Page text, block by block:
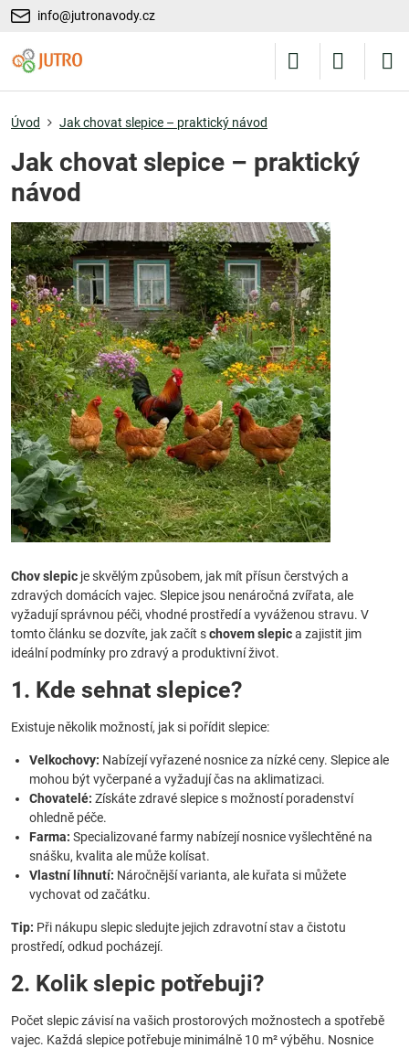
info@jutronavody.cz
Úvod Jak chovat slepice – praktický návod
Jak chovat slepice – praktický
návod
Chov slepic je skvělým způsobem, jak mít přísun čerstvých a
zdravých domácích vajec. Slepice jsou nenáročná zvířata, ale
vyžadují správnou péči, vhodné prostředí a vyváženou stravu. V
tomto článku se dozvíte, jak začít schovem slepica zajistit jim
ideální podmínky pro zdravý a produktivní život.
1. Kde sehnat slepice?
Existuje několik možností, jak si pořídit slepice:
Velkochovy: Nabízejí vyřazené nosnice za nízké ceny. Slepice ale
mohou být vyčerpané a vyžadují čas na aklimatizaci.
Chovatelé: Získáte zdravé slepice s možností poradenství
ohledně péče.
Farma: Specializované farmy nabízejí nosnice vyšlechtěné na
snášku, kvalita ale může kolísat.
Vlastní líhnutí: Náročnější varianta, ale kuřata si můžete
vychovat od začátku.
Tip: Při nákupu slepic sledujte jejich zdravotní stav a čistotu
prostředí, odkud pocházejí.
2. Kolik slepic potřebuji?
Počet slepic závisí na vašich prostorových možnostech a spotřebě
vajec. Každá slepice potřebuje minimálně 10 m² výběhu. Nosnice